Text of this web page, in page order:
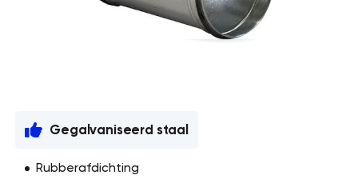
Gegalvaniseerd staal
Rubberafdichting